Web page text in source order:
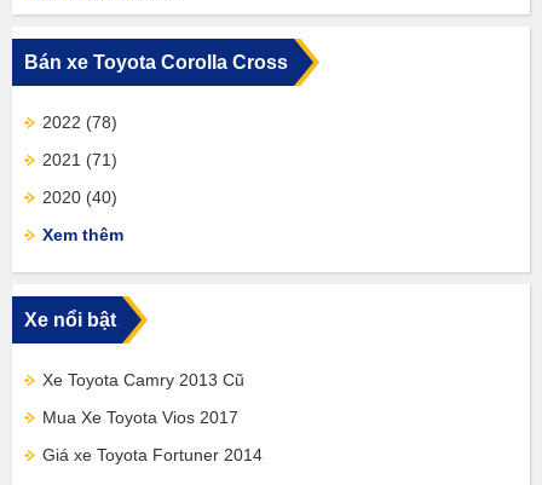
Bán xe Toyota Corolla Cross
2022 (78)
2021 (71)
2020 (40)
Xem thêm
Xe nổi bật
Xe Toyota Camry 2013 Cũ
Mua Xe Toyota Vios 2017
Giá xe Toyota Fortuner 2014